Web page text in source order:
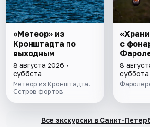
«Метеор» из
Кронштадта по
выходным
8 августа 2026 •
суббота
Метеор из Кронштадта.
Остров фортов
с
8
суббота
Все экскурсии в Санкт-